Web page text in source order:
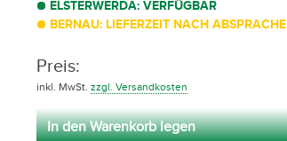
ELSTERWERDA: VERFÜGBAR
BERNAU: LIEFERZEIT NACH ABSPRACHE
Preis:
inkl. MwSt.zzgl. Versandkosten
In den Warenkorb legen